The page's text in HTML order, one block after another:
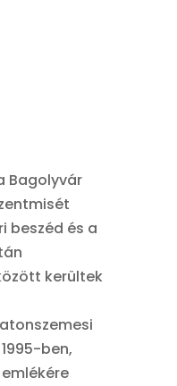
Bagolyvár
beszéd és a
kerültek
ben,